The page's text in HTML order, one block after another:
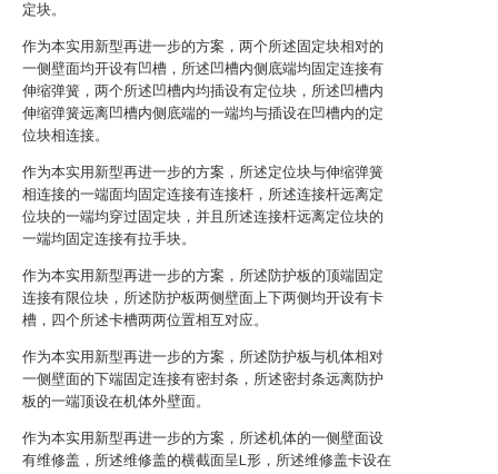
定块。
作为本实用新型再进一步的方案，两个所述固定块相对的
一侧壁面均开设有凹槽，所述凹槽内侧底端均固定连接有
伸缩弹簧，两个所述凹槽内均插设有定位块，所述凹槽内
伸缩弹簧远离凹槽内侧底端的一端均与插设在凹槽内的定
位块相连接。
作为本实用新型再进一步的方案，所述定位块与伸缩弹簧
相连接的一端面均固定连接有连接杆，所述连接杆远离定
位块的一端均穿过固定块，并且所述连接杆远离定位块的
一端均固定连接有拉手块。
作为本实用新型再进一步的方案，所述防护板的顶端固定
连接有限位块，所述防护板两侧壁面上下两侧均开设有卡
槽，四个所述卡槽两两位置相互对应。
作为本实用新型再进一步的方案，所述防护板与机体相对
一侧壁面的下端固定连接有密封条，所述密封条远离防护
板的一端顶设在机体外壁面。
作为本实用新型再进一步的方案，所述机体的一侧壁面设
有维修盖，所述维修盖的横截面呈L形，所述维修盖卡设在